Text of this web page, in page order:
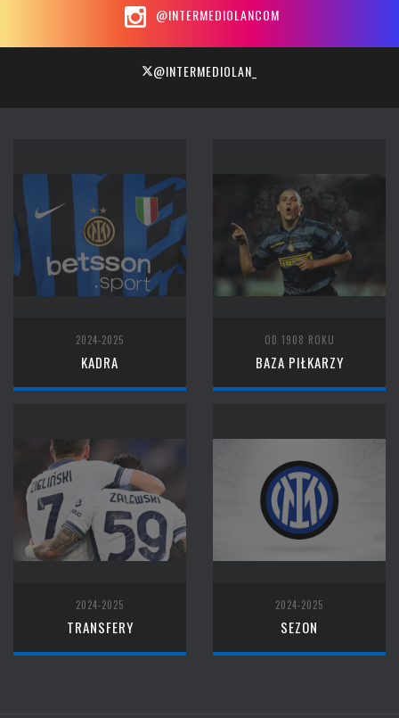
@INTERMEDIOLANCOM
@INTERMEDIOLAN_
2024-2025
KADRA
OD 1908 ROKU
BAZA PIŁKARZY
2024-2025
TRANSFERY
2024-2025
SEZON